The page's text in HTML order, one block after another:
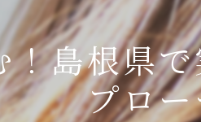
島根県
プロ